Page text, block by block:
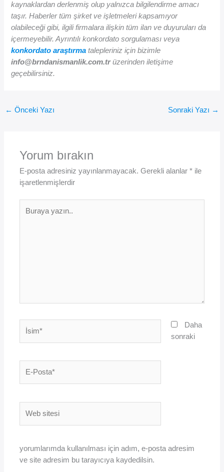
kaynaklardan derlenmiş olup yalnızca bilgilendirme amacı
taşır. Haberler tüm şirket ve işletmeleri kapsamıyor
olabileceği gibi, ilgili firmalara ilişkin tüm ilan ve duyuruları da
içermeyebilir. Ayrıntılı konkordato sorgulaması veya
konkordato araştırma talepleriniz için bizimle
info@brndanismanlik.com.trüzerinden iletişime
geçebilirsiniz.
← Önceki Yazı Sonraki Yazı →
Yorum bırakın
E-posta adresiniz yayınlanmayacak. Gerekli alanlar* ile
işaretlenmişlerdir
yazın..
Posta*
sitesi
Daha
sonraki
yorumlarımda kullanılması için adım, e-posta adresim
ve site adresim bu tarayıcıya kaydedilsin.